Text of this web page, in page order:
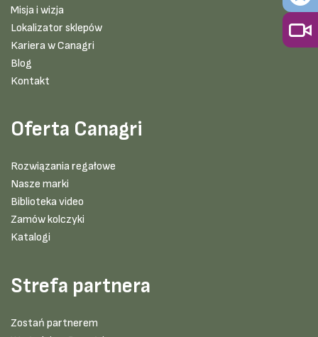
Misja i wizja
Lokalizator sklepów
Kariera w Canagri
Blog
Kontakt
Oferta Canagri
Rozwiązania regałowe
Nasze marki
Biblioteka video
Zamów kolczyki
Katalogi
Strefa partnera
Zostań partnerem